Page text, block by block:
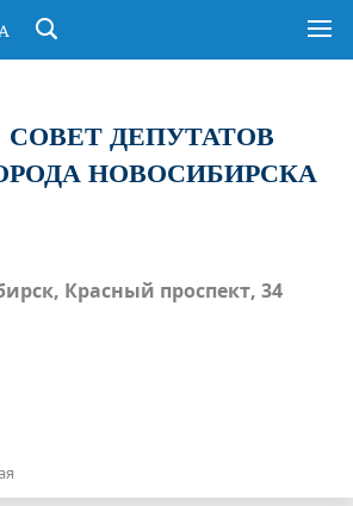
СОВЕТ ДЕПУТАТОВ
НОВОСИБИРСКА
Красный проспект, 34